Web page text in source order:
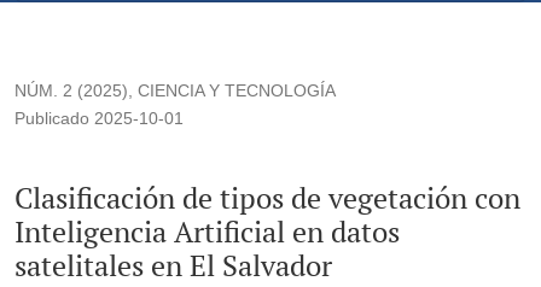
NÚM. 2 (2025) CIENCIA Y TECNOLOGÍA
Clasificación de tipos de vegetación con
Inteligencia Artificial en datos
satelitales en El Salvador
Publicado 2025-10-01